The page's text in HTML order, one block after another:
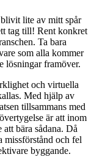
lite av mitt spår
tag till! Rent konkret
Ta bara
som alla kommer
lösningar framöver.
och virtuella
Med hjälp av
tillsammans med
är att inom
bära sådana. Då
missförstånd och fel
byggande.